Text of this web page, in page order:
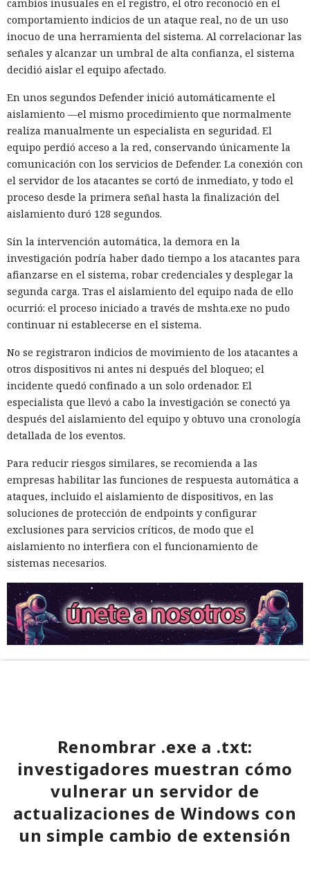
cambios inusuales en el registro, el otro reconoció en el
comportamiento indicios de un ataque real, no de un uso
inocuo de una herramienta del sistema. Al correlacionar las
señales y alcanzar un umbral de alta confianza, el sistema
decidió aislar el equipo afectado.
En unos segundos Defender inició automáticamente el
aislamiento —el mismo procedimiento que normalmente
realiza manualmente un especialista en seguridad. El
equipo perdió acceso a la red, conservando únicamente la
comunicación con los servicios de Defender. La conexión con
el servidor de los atacantes se cortó de inmediato, y todo el
proceso desde la primera señal hasta la finalización del
aislamiento duró 128 segundos.
Sin la intervención automática, la demora en la
investigación podría haber dado tiempo a los atacantes para
afianzarse en el sistema, robar credenciales y desplegar la
segunda carga. Tras el aislamiento del equipo nada de ello
ocurrió: el proceso iniciado a través de mshta.exe no pudo
continuar ni establecerse en el sistema.
No se registraron indicios de movimiento de los atacantes a
otros dispositivos ni antes ni después del bloqueo; el
incidente quedó confinado a un solo ordenador. El
especialista que llevó a cabo la investigación se conectó ya
después del aislamiento del equipo y obtuvo una cronología
detallada de los eventos.
Para reducir riesgos similares, se recomienda a las
empresas habilitar las funciones de respuesta automática a
ataques, incluido el aislamiento de dispositivos, en las
soluciones de protección de endpoints y configurar
exclusiones para servicios críticos, de modo que el
aislamiento no interfiera con el funcionamiento de
sistemas necesarios.
Renombrar .exe a .txt:
investigadores muestran cómo
vulnerar un servidor de
actualizaciones de Windows con
un simple cambio de extensión